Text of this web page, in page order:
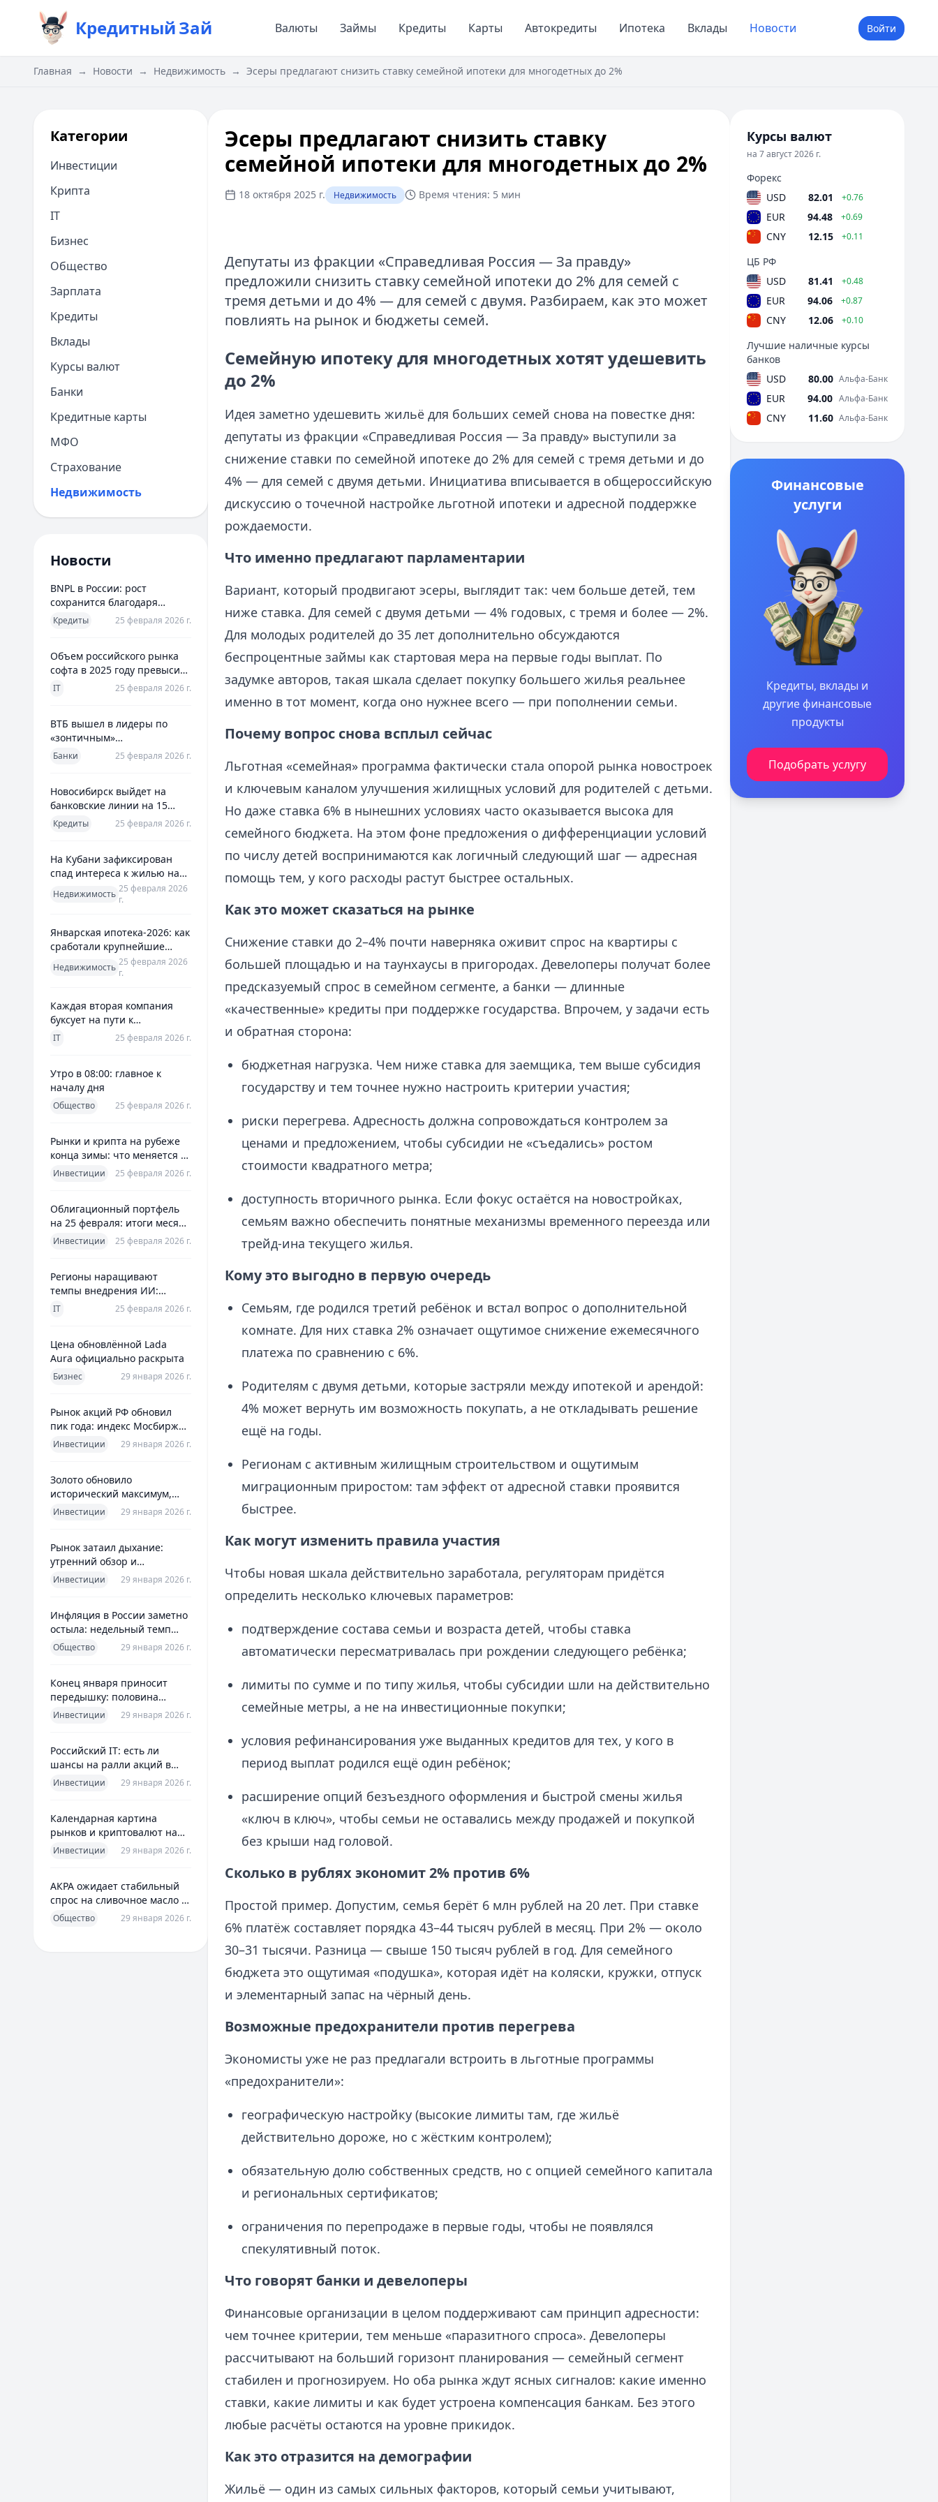
КредитныйЗай Валюты Займы Кредиты Карты Автокредиты Ипотека Вклады Новости Войти
Главная → Новости → Недвижимость → Эсеры предлагают снизить ставку семейной ипотеки для многодетных до 2%
Категории
Инвестиции
Крипта
IT
Бизнес
Общество
Зарплата
Кредиты
Вклады
Курсы валют
Банки
Кредитные карты
МФО
Страхование
Недвижимость
Новости
BNPL в России: рост
сохранится благодаря
новым сценариям
использования
Кредиты 25 февраля 2026 г.
Объем российского рынка
софта в 2025 году превысил
800 млрд рублей
IT 25 февраля 2026 г.
ВТБ вышел в лидеры по
«зонтичным»
поручительствам для МСП
Банки 25 февраля 2026 г.
Новосибирск выйдет на
банковские линии на 15
млрд рублей для закрытия
дефицита
Кредиты 25 февраля 2026 г.
На Кубани зафиксирован
спад интереса к жилью на
Недвижимость 25 февраля 2026
г.
Январская ипотека-2026: как
сработали крупнейшие
банки и что это значит для
заемщиков
Недвижимость 25 февраля 2026
г.
Каждая вторая компания
буксует на пути к
полноценной ERP
IT 25 февраля 2026 г.
Утро в 08:00: главное к
началу дня
Общество 25 февраля 2026 г.
Рынки и крипта на рубеже
конца зимы: что меняется к
25 февраля 2026
Инвестиции 25 февраля 2026 г.
Облигационный портфель
на 25 февраля: итоги месяца
и планы на март
Инвестиции 25 февраля 2026 г.
Регионы наращивают
темпы внедрения ИИ:
главное из отраслевого
IT 25 февраля 2026 г.
Цена обновлённой Lada
Aura официально раскрыта
Бизнес 29 января 2026 г.
Рынок акций РФ обновил
пик года: индекс Мосбиржи
на новом максимуме 2026-го
Инвестиции 29 января 2026 г.
Золото обновило
исторический максимум,
превысив планку в $5600 за
Инвестиции 29 января 2026 г.
Рынок затаил дыхание:
утренний обзор и
ориентиры для инвесторов
Инвестиции 29 января 2026 г.
Инфляция в России заметно
остыла: недельный темп
упал более чем вдвое
Общество 29 января 2026 г.
Конец января приносит
передышку: половина
годовой цели ЦБ «сделана»
Инвестиции 29 января 2026 г.
Российский IT: есть ли
шансы на ралли акций в
2026 без опоры на ИИ
Инвестиции 29 января 2026 г.
Календарная картина
рынков и криптовалют на
четверг, 29 января 2026
Инвестиции 29 января 2026 г.
АКРА ожидает стабильный
спрос на сливочное масло в
2026 году
Общество 29 января 2026 г.
Эсеры предлагают снизить ставку
семейной ипотеки для многодетных до 2%
18 октября 2025 г. Недвижимость Время чтения: 5 мин
Депутаты из фракции «Справедливая Россия — За правду»
предложили снизить ставку семейной ипотеки до 2% для семей с
тремя детьми и до 4% — для семей с двумя. Разбираем, как это может
повлиять на рынок и бюджеты семей.
Семейную ипотеку для многодетных хотят удешевить
до 2%
Идея заметно удешевить жильё для больших семей снова на повестке дня:
депутаты из фракции «Справедливая Россия — За правду» выступили за
снижение ставки по семейной ипотеке до 2% для семей с тремя детьми и до
4% — для семей с двумя детьми. Инициатива вписывается в общероссийскую
дискуссию о точечной настройке льготной ипотеки и адресной поддержке
рождаемости.
Что именно предлагают парламентарии
Вариант, который продвигают эсеры, выглядит так: чем больше детей, тем
ниже ставка. Для семей с двумя детьми — 4% годовых, с тремя и более — 2%.
Для молодых родителей до 35 лет дополнительно обсуждаются
беспроцентные займы как стартовая мера на первые годы выплат. По
задумке авторов, такая шкала сделает покупку большего жилья реальнее
именно в тот момент, когда оно нужнее всего — при пополнении семьи.
Почему вопрос снова всплыл сейчас
Льготная «семейная» программа фактически стала опорой рынка новостроек
и ключевым каналом улучшения жилищных условий для родителей с детьми.
Но даже ставка 6% в нынешних условиях часто оказывается высока для
семейного бюджета. На этом фоне предложения о дифференциации условий
по числу детей воспринимаются как логичный следующий шаг — адресная
помощь тем, у кого расходы растут быстрее остальных.
Как это может сказаться на рынке
Снижение ставки до 2–4% почти наверняка оживит спрос на квартиры с
большей площадью и на таунхаусы в пригородах. Девелоперы получат более
предсказуемый спрос в семейном сегменте, а банки — длинные
«качественные» кредиты при поддержке государства. Впрочем, у задачи есть
и обратная сторона:
бюджетная нагрузка. Чем ниже ставка для заемщика, тем выше субсидия
государству и тем точнее нужно настроить критерии участия;
риски перегрева. Адресность должна сопровождаться контролем за
ценами и предложением, чтобы субсидии не «съедались» ростом
стоимости квадратного метра;
доступность вторичного рынка. Если фокус остаётся на новостройках,
семьям важно обеспечить понятные механизмы временного переезда или
трейд-ина текущего жилья.
Кому это выгодно в первую очередь
Семьям, где родился третий ребёнок и встал вопрос о дополнительной
комнате. Для них ставка 2% означает ощутимое снижение ежемесячного
платежа по сравнению с 6%.
Родителям с двумя детьми, которые застряли между ипотекой и арендой:
4% может вернуть им возможность покупать, а не откладывать решение
ещё на годы.
Регионам с активным жилищным строительством и ощутимым
миграционным приростом: там эффект от адресной ставки проявится
быстрее.
Как могут изменить правила участия
Чтобы новая шкала действительно заработала, регуляторам придётся
определить несколько ключевых параметров:
подтверждение состава семьи и возраста детей, чтобы ставка
автоматически пересматривалась при рождении следующего ребёнка;
лимиты по сумме и по типу жилья, чтобы субсидии шли на действительно
семейные метры, а не на инвестиционные покупки;
условия рефинансирования уже выданных кредитов для тех, у кого в
период выплат родился ещё один ребёнок;
расширение опций безъездного оформления и быстрой смены жилья
«ключ в ключ», чтобы семьи не оставались между продажей и покупкой
без крыши над головой.
Сколько в рублях экономит 2% против 6%
Простой пример. Допустим, семья берёт 6 млн рублей на 20 лет. При ставке
6% платёж составляет порядка 43–44 тысяч рублей в месяц. При 2% — около
30–31 тысячи. Разница — свыше 150 тысяч рублей в год. Для семейного
бюджета это ощутимая «подушка», которая идёт на коляски, кружки, отпуск
и элементарный запас на чёрный день.
Возможные предохранители против перегрева
Экономисты уже не раз предлагали встроить в льготные программы
«предохранители»:
географическую настройку (высокие лимиты там, где жильё
действительно дороже, но с жёстким контролем);
обязательную долю собственных средств, но с опцией семейного капитала
и региональных сертификатов;
ограничения по перепродаже в первые годы, чтобы не появлялся
спекулятивный поток.
Что говорят банки и девелоперы
Финансовые организации в целом поддерживают сам принцип адресности:
чем точнее критерии, тем меньше «паразитного спроса». Девелоперы
рассчитывают на больший горизонт планирования — семейный сегмент
стабилен и прогнозируем. Но оба рынка ждут ясных сигналов: какие именно
ставки, какие лимиты и как будет устроена компенсация банкам. Без этого
любые расчёты остаются на уровне прикидок.
Как это отразится на демографии
Жильё — один из самых сильных факторов, который семьи учитывают,
Курсы валют
на 7 август 2026 г.
Форекс
USD
82.01 +0.76
EUR 94.48 +0.69
CNY 12.15 +0.11
ЦБ РФ
USD
81.41 +0.48
EUR 94.06 +0.87
CNY 12.06 +0.10
Лучшие наличные курсы
банков
USD
80.00 Альфа-Банк
EUR 94.00 Альфа-Банк
CNY 11.60 Альфа-Банк
Финансовые
услуги
Кредиты, вклады и
другие финансовые
продукты
Подобрать услугу